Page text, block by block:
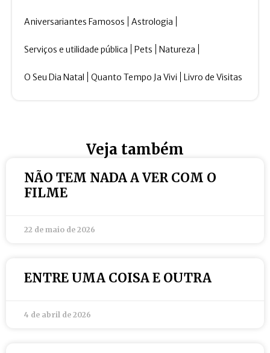
Aniversariantes Famosos Astrologia
Serviços e utilidade pública Pets Natureza
O Seu Dia Natal Quanto Tempo Ja Vivi Livro de Visitas
Veja também
NÃO TEM NADA A VER COM O
FILME
22 de maio de 2026
ENTRE UMA COISA E OUTRA
4 de abril de 2026